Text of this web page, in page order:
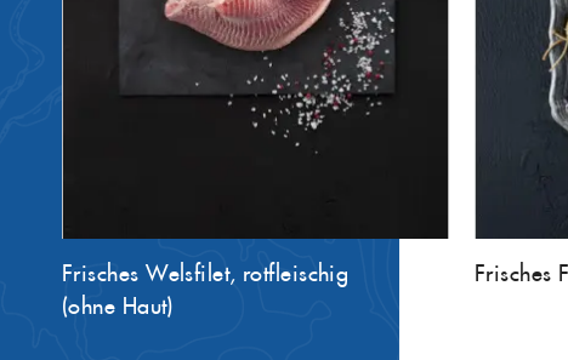
Frisches Welsfilet, rotfleischig
(ohne Haut)
Frisches